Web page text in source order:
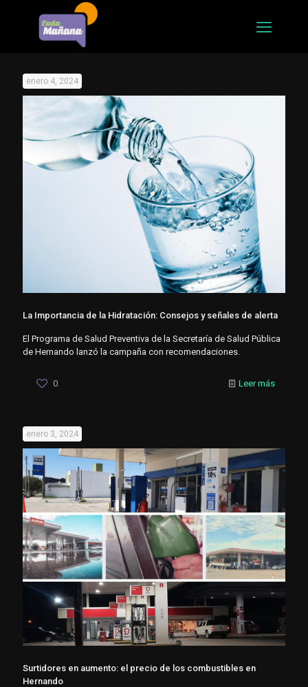
enero 4, 2024
La Importancia de la Hidratación: Consejos y señales de alerta
El Programa de Salud Preventiva de la Secretaría de Salud Pública
de Hernando lanzó la campaña con recomendaciones.
0 Leer más
enero 3, 2024
Surtidores en aumento: el precio de los combustibles en
Hernando